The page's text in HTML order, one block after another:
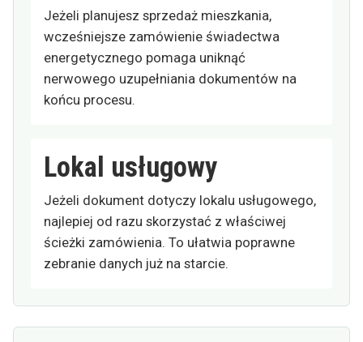
Jeżeli planujesz sprzedaż mieszkania,
wcześniejsze zamówienie świadectwa
energetycznego pomaga uniknąć
nerwowego uzupełniania dokumentów na
końcu procesu.
Lokal usługowy
Jeżeli dokument dotyczy lokalu usługowego,
najlepiej od razu skorzystać z właściwej
ścieżki zamówienia. To ułatwia poprawne
zebranie danych już na starcie.